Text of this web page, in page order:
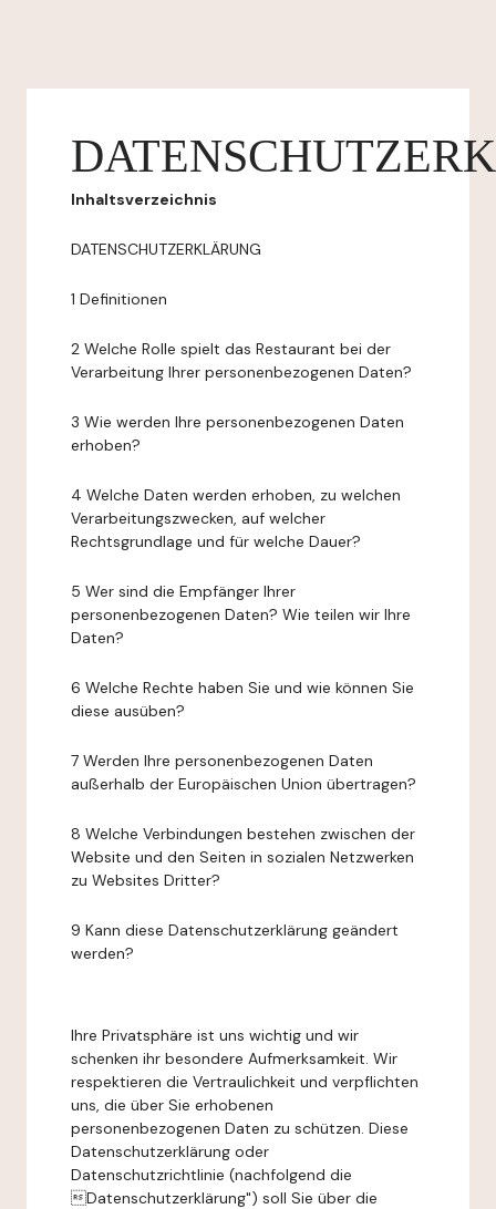
Inhaltsverzeichnis
DATENSCHUTZERKLÄRUNG
1 Definitionen
2 Welche Rolle spielt das Restaurant bei der
Verarbeitung Ihrer personenbezogenen Daten?
3 Wie werden Ihre personenbezogenen Daten
erhoben?
4 Welche Daten werden erhoben, zu welchen
Verarbeitungszwecken, auf welcher
Rechtsgrundlage und für welche Dauer?
5 Wer sind die Empfänger Ihrer
personenbezogenen Daten? Wie teilen wir Ihre
Daten?
6 Welche Rechte haben Sie und wie können Sie
diese ausüben?
7 Werden Ihre personenbezogenen Daten
außerhalb der Europäischen Union übertragen?
8 Welche Verbindungen bestehen zwischen der
Website und den Seiten in sozialen Netzwerken
zu Websites Dritter?
9 Kann diese Datenschutzerklärung geändert
werden?
Ihre Privatsphäre ist uns wichtig und wir
schenken ihr besondere Aufmerksamkeit. Wir
respektieren die Vertraulichkeit und verpflichten
uns, die über Sie erhobenen
personenbezogenen Daten zu schützen. Diese
Datenschutzerklärung oder
Datenschutzrichtlinie (nachfolgend die
Datenschutzerklärung") soll Sie über die